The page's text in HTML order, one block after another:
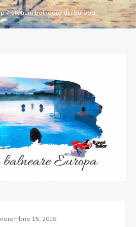
7 statiuni balneare din Europa
noiembrie 15, 2018